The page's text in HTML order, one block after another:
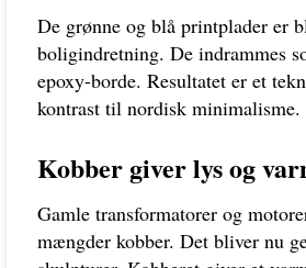
De grønne og blå printplader er
boligindretning. De indrammes
epoxy-borde. Resultatet er et
kontrast til nordisk minimalisme.
Kobber giver lys og
Gamle transformatorer og
mængder kobber. Det bliver nu